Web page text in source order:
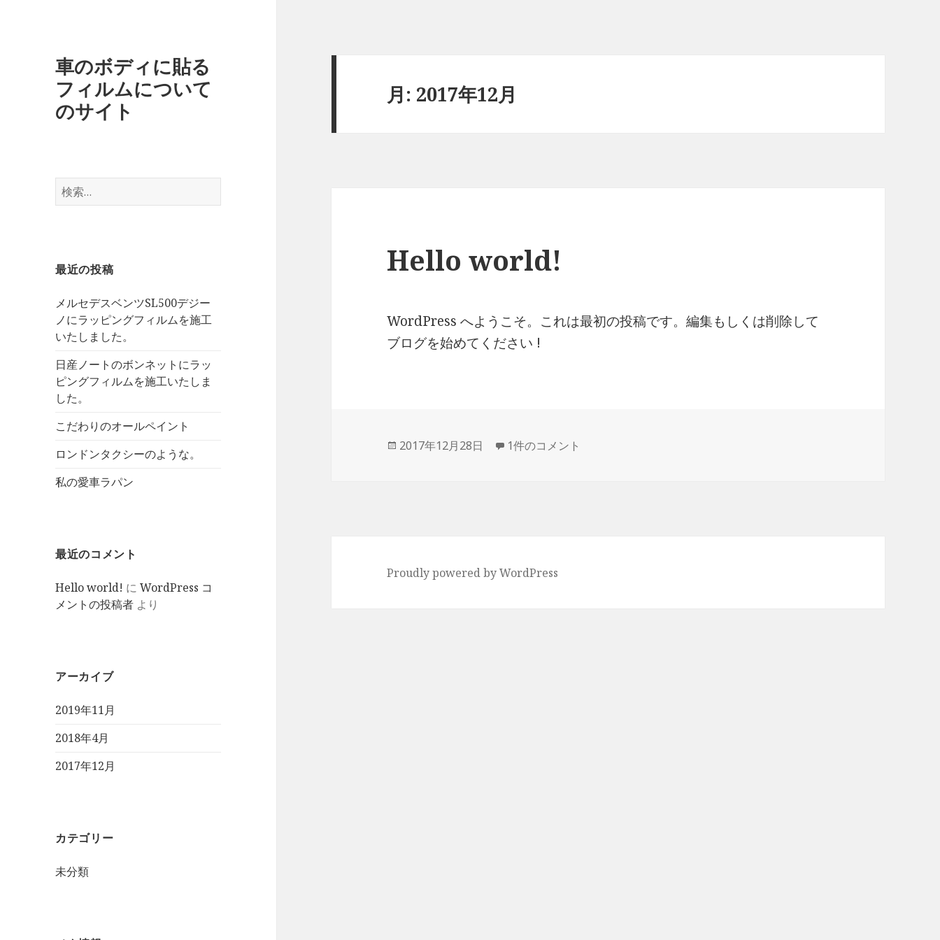
車のボディに貼る
フィルムについて
のサイト
検
索
最近の投稿
メルセデスベンツSL500デジー
ノにラッピングフィルムを施工
いたしました。
日産ノートのボンネットにラッ
ピングフィルムを施工いたしま
した。
こだわりのオールペイント
ロンドンタクシーのような。
私の愛車ラパン
最近のコメント
Hello world! にWordPress コ
メントの投稿者 より
アーカイブ
2019年11月
2018年4月
2017年12月
カテゴリー
未分類
月: 2017年12月
Hello world!
WordPress へようこそ。これは最初の投稿です。編集もしくは削除して
ブログを始めてください !
投
2017年12月28日 Hello world! への
1件のコメント
Proudly powered by WordPress